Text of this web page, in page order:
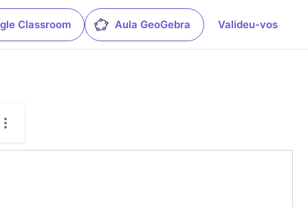
Classroom Aula GeoGebra Valideu-vos